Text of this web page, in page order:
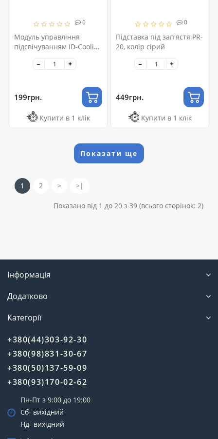
0
Модуль управління
підсвічуванням ID-Cooling
199грн.
Купити в 1 клік
0
Підставка під зап'ястя PR-
20, колір сірий
449грн.
Купити в 1 клік
Показати ще
1 2 > >|
Показано від 1 до 20 з 39 (всього сторінок: 2)
Інформація
Додатково
Категорії
+380(44)303-92-30
+380(98)831-30-67
+380(50)137-59-09
+380(93)170-02-62
Пн-Пт з 9:00 до 19:00
Сб- вихідний
Нд- вихідний